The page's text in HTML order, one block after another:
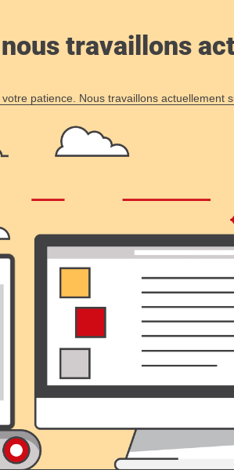
travaillons
patience. Nous travaillons actuellement